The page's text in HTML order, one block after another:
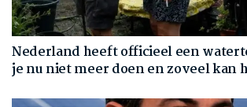
Nederland heeft officieel een
je nu niet meer doen en zoveel kan